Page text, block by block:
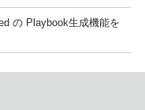
の Playbook生成機能を